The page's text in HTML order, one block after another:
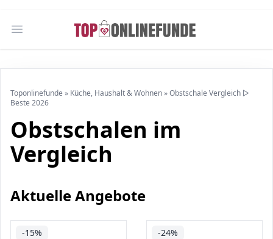
Open main menu
Toponlinefunde » Küche, Haushalt & Wohnen»Obstschale Vergleich ▷
Beste 2026
Obstschalen im
Vergleich
Aktuelle Angebote
-15% -24%